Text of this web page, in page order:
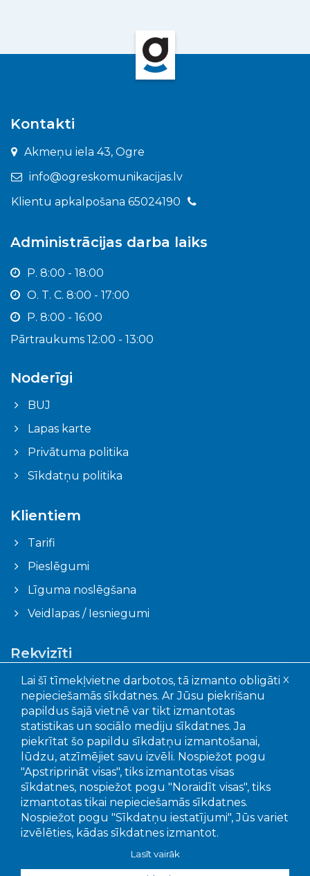
Kontakti
Akmeņu iela 43, Ogre
info@ogreskomunikacijas.lv
Klientu apkalpošana 65024190
Administrācijas darba laiks
P. 8:00 - 18:00
O. T. C. 8:00 - 17:00
P. 8:00 - 16:00
Pārtraukums 12:00 - 13:00
Noderīgi
BUJ
Lapas karte
Privātuma politika
Sīkdatņu politika
Klientiem
Tarifi
Pieslēgumi
Līguma noslēgšana
Veidlapas / Iesniegumi
Rekvizīti
Ogres novada pašvaldības aģentūra "Ogres
komunikācijas"
Faktiskā adrese: Akmeņu iela 43, Ogre, LV – 5001
Juridiskā adrese: Mālkalnes pr. 3, Ogre, LV- 5001
Reģistrācijas Nr.: 90010402651
Bankas un kontu numuri:
SEB banka, LV15UNLA0050022655707
Swedbanka, LV56HABA0551039295649
Citadele banka LV92PARX0016381020001
X
Lai šī tīmekļvietne darbotos, tā izmanto obligāti
nepieciešamās sīkdatnes. Ar Jūsu piekrišanu
papildus šajā vietnē var tikt izmantotas
statistikas un sociālo mediju sīkdatnes. Ja
piekrītat šo papildu sīkdatņu izmantošanai,
lūdzu, atzīmējiet savu izvēli. Nospiežot pogu
"Apstriprināt visas", tiks izmantotas visas
sīkdatnes, nospiežot pogu "Noraidīt visas", tiks
izmantotas tikai nepieciešamās sīkdatnes.
Nospiežot pogu "Sīkdatņu iestatījumi", Jūs variet
izvēlēties, kādas sīkdatnes izmantot.
Lasīt vairāk